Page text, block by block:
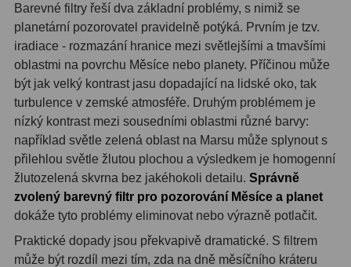
Redukce 1,25" a 2"17
Svítilny 5
Čištění
Binohlavy 3
Ostatní 1
Montáže93
Azimutální AZ5
Paralaktické EQ 19
Barevné filtry řeší dva základní problémy, s nimiž se
planetární pozorovatel pravidelně potýká. Prvním je tzv.
iradiace - rozmazání hranice mezi světlejšími a tmavšími
oblastmi na povrchu Měsíce nebo planety. Příčinou může
být jak velký kontrast jasu dopadající na lidské oko, tak
turbulence v zemské atmosféře. Druhým problémem je
nízký kontrast mezi sousedními oblastmi různé barvy:
například světle zelená oblast na Marsu může splynout s
přilehlou světle žlutou plochou a výsledkem je homogenní
žlutozelená skvrna bez jakéhokoli detailu. Správně
zvolený barevný filtr pro pozorování Měsíce a planet
dokáže tyto problémy eliminovat nebo výrazně potlačit.
Praktické dopady jsou překvapivě dramatické. S filtrem
může být rozdíl mezi tím, zda na dně měsíčního kráteru